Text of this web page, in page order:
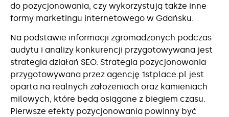
do pozycjonowania, czy wykorzystują także inne
formy marketingu internetowego w Gdańsku.
Na podstawie informacji zgromadzonych podczas
audytu i analizy konkurencji przygotowywana jest
strategia działań SEO. Strategia pozycjonowania
przygotowywana przez agencję 1stplace.pl jest
oparta na realnych założeniach oraz kamieniach
milowych, które będą osiągane z biegiem czasu.
Pierwsze efekty pozycjonowania powinny być